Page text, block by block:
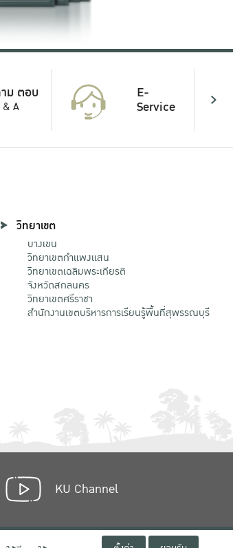
ม ตอบ
& A
E-
Service
วิทยาเขต
บางเขน
วิทยาเขตกําแพงแสน
วิทยาเขตเฉลิมพระเกียรติ
จังหวัดสกลนคร
วิทยาเขตศรีราชา
สำนักงานเขตบริหารการเรียนรู้พื้นที่สุพรรณบุรี
KU Channel